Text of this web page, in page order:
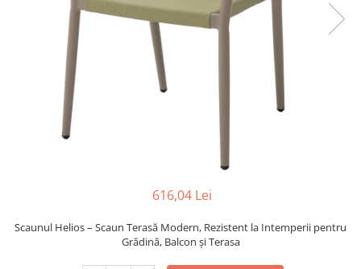
Scaune terasa
Seturi Terasa
Sezlonguri si Baldachine
Scaune Inalte De Bar
616,04 Lei
Scaunul Helios – Scaun Terasă Modern, Rezistent la Intemperii pentru
Grădină, Balcon și Terasa